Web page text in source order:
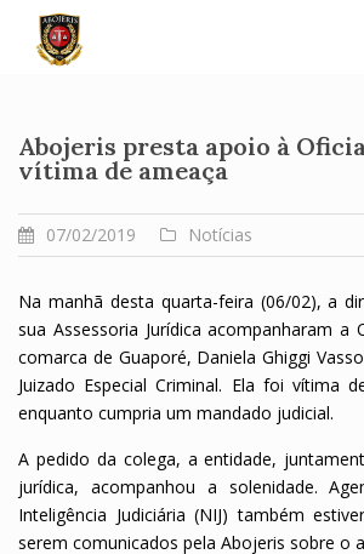
content
Abojeris presta apoio à
vítima de ameaça
07/02/2019 Notícias
Na manhã desta quarta-feira (06/02), a
sua Assessoria Jurídica acompanharam a
comarca de Guaporé, Daniela Ghiggi
Juizado Especial Criminal. Ela foi vítima
enquanto cumpria um mandado judicial.
A pedido da colega, a entidade,
jurídica, acompanhou a solenidade.
Inteligência Judiciária (NIJ) também
serem comunicados pela Abojeris sobre o